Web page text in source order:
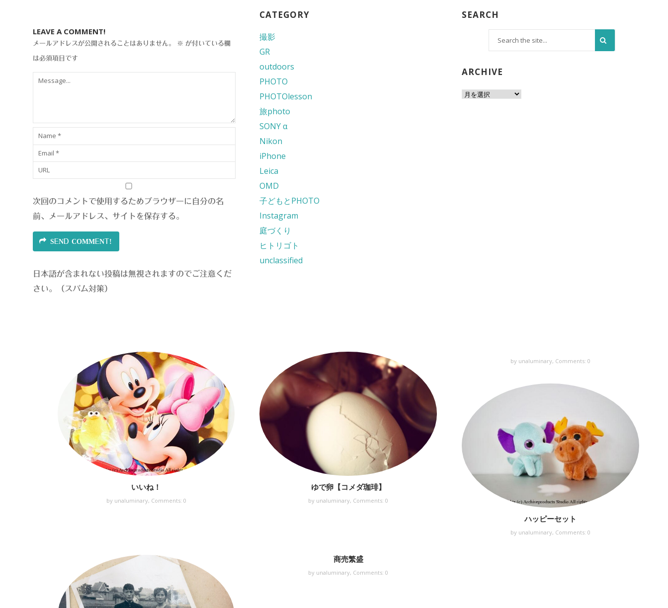
LEAVE A COMMENT!
メールアドレスが公開されることはありません。 ※ が付いている欄
は必須項目です
次回のコメントで使用するためブラウザーに自分の名
前、メールアドレス、サイトを保存する。
SEND COMMENT!
日本語が含まれない投稿は無視されますのでご注意くだ
さい。（スパム対策）
CATEGORY
撮影
GR
outdoors
PHOTO
PHOTOlesson
旅photo
SONY α
Nikon
iPhone
Leica
OMD
子どもとPHOTO
Instagram
庭づくり
ヒトリゴト
unclassified
SEARCH
ARCHIVE
いいね！
by unaluminary, Comments: 0
ゆで卵【コメダ珈琲】
by unaluminary, Comments: 0
by unaluminary, Comments: 0
ハッピーセット
by unaluminary, Comments: 0
商売繁盛
by unaluminary, Comments: 0